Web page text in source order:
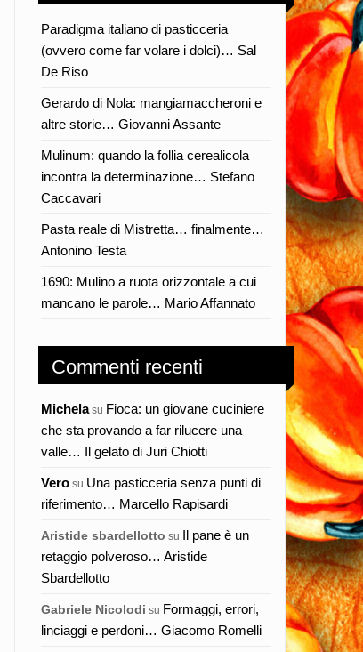
Paradigma italiano di pasticceria
(ovvero come far volare i dolci)… Sal
De Riso
Gerardo di Nola: mangiamaccheroni e
altre storie… Giovanni Assante
Mulinum: quando la follia cerealicola
incontra la determinazione… Stefano
Caccavari
Pasta reale di Mistretta… finalmente…
Antonino Testa
1690: Mulino a ruota orizzontale a cui
mancano le parole… Mario Affannato
Commenti recenti
Michelasu Fioca: un giovane cuciniere
che sta provando a far rilucere una
valle… Il gelato di Juri Chiotti
Vero su Una pasticceria senza punti di
riferimento… Marcello Rapisardi
Aristide sbardellotto su Il pane è un
retaggio polveroso… Aristide
Sbardellotto
Gabriele Nicolodi su Formaggi, errori,
linciaggi e perdoni… Giacomo Romelli